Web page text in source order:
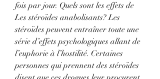
fois par jour. Quels sont les effets de
Les stéroïdes anabolisants? Les
stéroïdes peuvent entraîner toute une
série d’effets psychologiques allant de
l’euphorie à l’hostilité. Certaines
personnes qui prennent des stéroïdes